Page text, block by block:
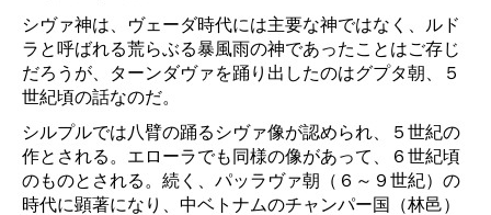
シヴァ神は、ヴェーダ時代には主要な神ではなく、ルド
ラと呼ばれる荒らぶる暴風雨の神であったことはご存じ
だろうが、ターンダヴァを踊り出したのはグプタ朝、５
世紀頃の話なのだ。
シルプルでは八臂の踊るシヴァ像が認められ、５世紀の
作とされる。エローラでも同様の像があって、６世紀頃
のものとされる。続く、パッラヴァ朝（６～９世紀）の
時代に顕著になり、中ベトナムのチャンパー国（林邑）